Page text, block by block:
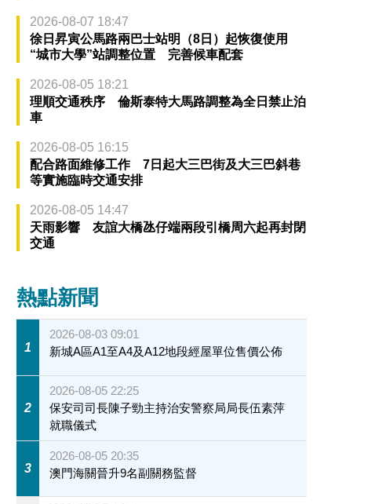
2026-08-07 18:47
徐日昇寅公馬路兩巴士站明（8日）起恢復使用
“城市大學”站調整位置 完善候車配套
2026-08-05 18:21
理順交通秩序 倫斯泰特大馬路調整為全日禁止泊
車
2026-08-05 16:15
配合路面維修工作 7日起大三巴街及大三巴斜巷
等實施臨時交通安排
2026-08-05 14:47
天雨影響 友誼大橋氹仔端兩段引橋周六起再封閉
交通
熱點新聞
1
2026-08-03 09:01
新城A區A1至A4及A12地段經屋單位售價公佈
2
2026-08-05 22:25
保安司司長陳子勁主持治安警察局局長伍素萍
就職儀式
3
2026-08-05 20:35
澳門海關晉升9名副關務監督